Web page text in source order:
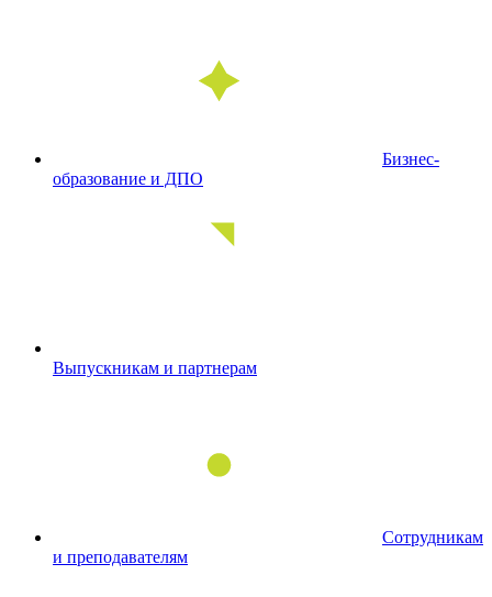
Бизнес-
образование и ДПО
Выпускникам и партнерам
Сотрудникам
и преподавателям